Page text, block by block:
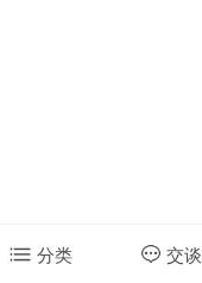
分类 交谈